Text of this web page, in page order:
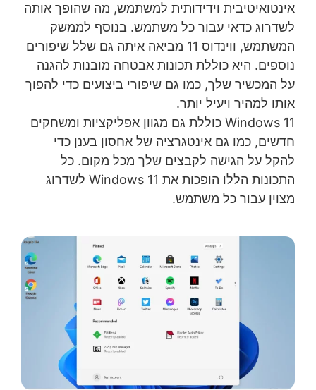
אינטואיטיבית וידידותית למשתמש, מה שהופך אותה
לשדרוג כדאי עבור כל משתמש. בנוסף לממשק
המשתמש, ווינדוס 11 מביאה איתה גם שלל שיפורים
נוספים. היא כוללת תכונות אבטחה מובנות להגנה
על המכשיר שלך, כמו גם שיפורי ביצועים כדי להפוך
אותו למהיר ויעיל יותר.
Windows 11 כוללת גם מגוון אפליקציות ומשחקים
חדשים, כמו גם אינטגרציה של אחסון בענן כדי
להקל על הגישה לקבצים שלך מכל מקום. כל
התכונות הללו הופכות את Windows 11 לשדרוג
מצוין עבור כל משתמש.